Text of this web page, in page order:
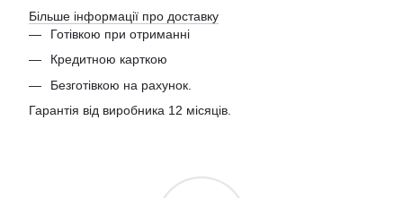
Більше інформації про доставку
Готівкою при отриманні
Кредитною карткою
Безготівкою на рахунок.
Гарантія від виробника 12 місяців.